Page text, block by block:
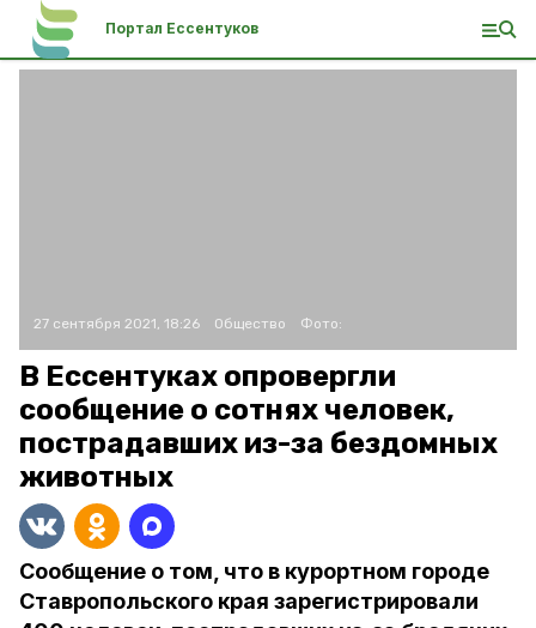
Портал Ессентуков
27 сентября 2021, 18:26 Общество Фото:
В Ессентуках опровергли
сообщение о сотнях человек,
пострадавших из-за бездомных
животных
Сообщение о том, что в курортном городе
Ставропольского края зарегистрировали